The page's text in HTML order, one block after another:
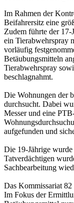
Im Rahmen der
Beifahrersitz eine
Zudem führte der
ein Tierabwehrspray
vorläufig
Betäubungsmitteln
Tierabwehrspray
beschlagnahmt.
Die Wohnungen der
durchsucht. Dabei
Messer und eine
aufgefunden und
Die 19-Jährige
Tatverdächtigen
Sachbearbeitung
Das Kommissariat
Im Fokus der